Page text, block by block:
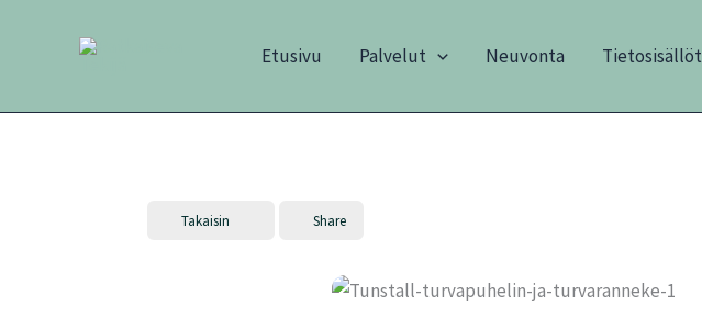
Etusivu Palvelut Neuvonta Tietosisällöt
Takaisin Share